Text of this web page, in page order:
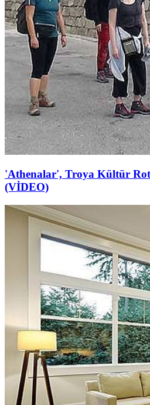
'Athenalar', Troya Kültür
(VİDEO)